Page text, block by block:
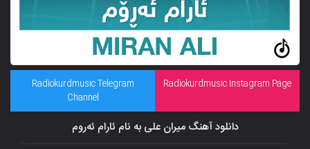
Radiokurdmusic Instagram Page
Radiokurdmusic Telegram
Channel
دانلود آهنگ میران علی به نام ئارام ئەروم